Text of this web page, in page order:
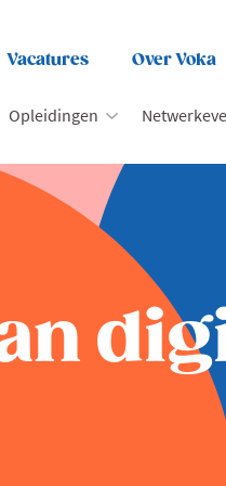
Vacatures Over Voka
Opleidingen